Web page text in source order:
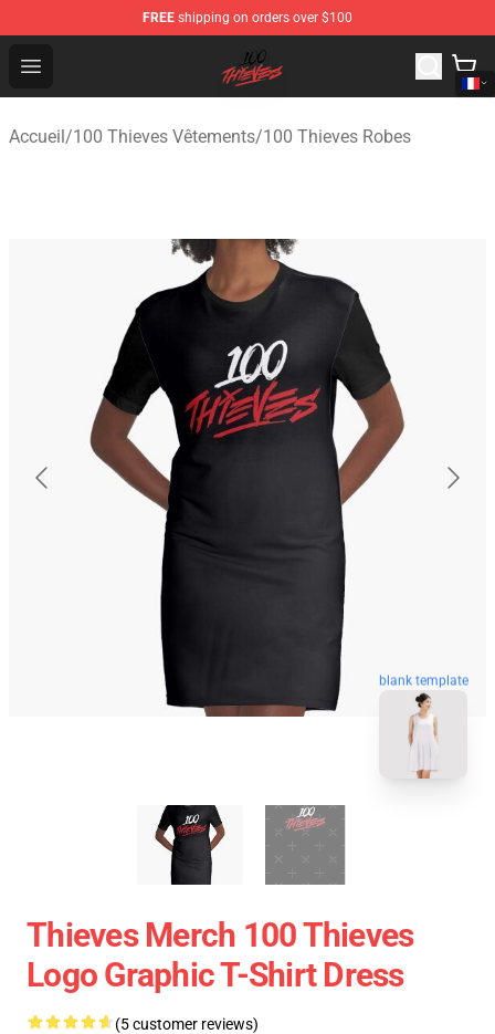
FREE shipping on orders over $100
Open menu
100 Thieves Shop - Official 100 Thieves Merchandise
Accueil/100 Thieves Vêtements/100 Thieves Robes
blank template
Thieves Merch 100 Thieves
Logo Graphic T-Shirt Dress
(5 customer reviews)